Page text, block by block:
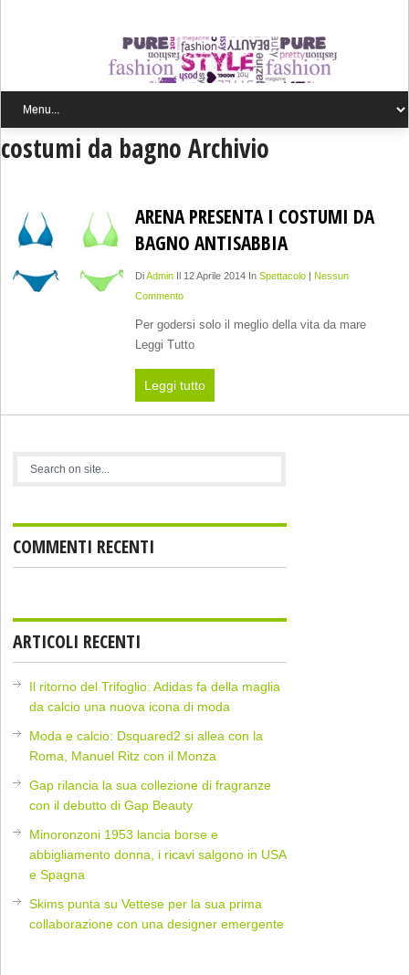
costumi da bagno Archivio
ARENA PRESENTA I COSTUMI DA
BAGNO ANTISABBIA
DiAdminIl 12 Aprile 2014 In Spettacolo| Nessun
Commento
Per godersi solo il meglio della vita da mare
Leggi Tutto
Leggi tutto
COMMENTI RECENTI
ARTICOLI RECENTI
Il ritorno del Trifoglio: Adidas fa della maglia
da calcio una nuova icona di moda
Moda e calcio: Dsquared2 si allea con la
Roma, Manuel Ritz con il Monza
Gap rilancia la sua collezione di fragranze
con il debutto di Gap Beauty
Minoronzoni 1953 lancia borse e
abbigliamento donna, i ricavi salgono in USA
e Spagna
Skims punta su Vettese per la sua prima
collaborazione con una designer emergente